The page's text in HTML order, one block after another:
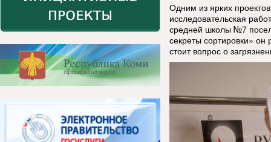
Одним из ярких
исследовательская
средней школы №7
секреты сортировки»
стоит вопрос о